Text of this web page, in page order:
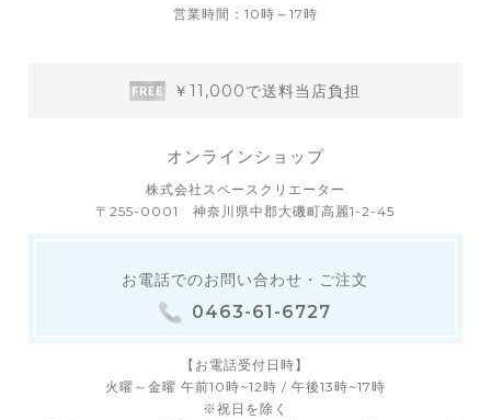
営業時間：10時～17時
￥11,000で送料当店負担
オンラインショップ
株式会社スペースクリエーター
〒255-0001 神奈川県中郡大磯町高麗1-2-45
お電話でのお問い合わせ・ご注文
0463-61-6727
【お電話受付日時】
火曜～金曜 午前10時~12時 / 午後13時~17時
※祝日を除く